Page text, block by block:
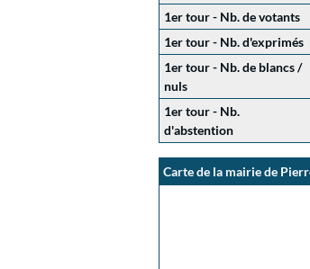
1er tour - Nb. de votants
1er tour - Nb. d'exprimés
1er tour - Nb. de blancs /
nuls
1er tour - Nb.
d'abstention
Carte de la mairie de